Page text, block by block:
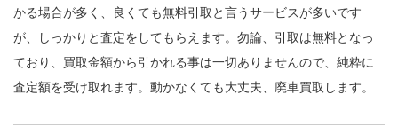
かる場合が多く、良くても無料引取と言うサービスが多いです
が、しっかりと査定をしてもらえます。勿論、引取は無料となっ
ており、買取金額から引かれる事は一切ありませんので、純粋に
査定額を受け取れます。動かなくても大丈夫、廃車買取します。